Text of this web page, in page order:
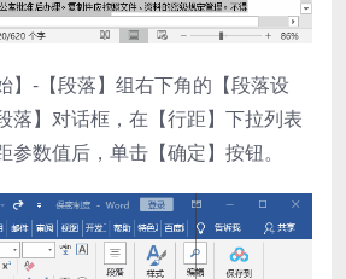
】-【段落】组右下角的【段落设
落】对话框，在【行距】下拉列表
数值后，单击【确定】按钮。